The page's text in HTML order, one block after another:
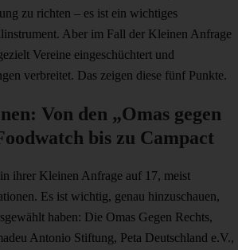
zu richten – es ist ein wichtiges
Aber im Fall der Kleinen Anfrage
Vereine eingeschüchtert und
verbreitet. Das zeigen diese fünf Punkte.
Von den „Omas gegen
bis zu Campact
ihrer Kleinen Anfrage auf 17, meist
Es ist wichtig, genau hinzuschauen,
haben: Die Omas Gegen Rechts,
Antonio Stiftung, Peta Deutschland e.V.,